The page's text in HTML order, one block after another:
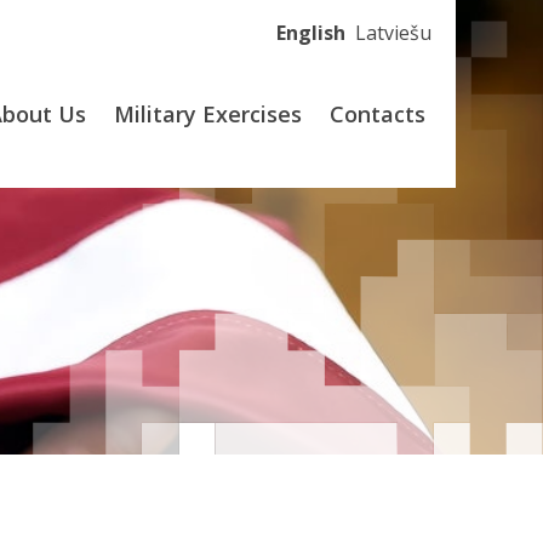
English Latviešu
Us Military Exercises Contacts